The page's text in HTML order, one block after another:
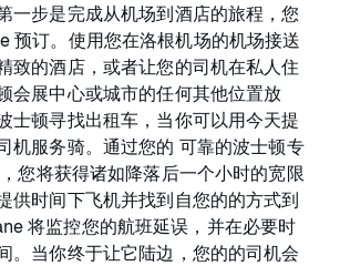
一步是完成从机场到酒店的旅程，您
预订。使用您在洛根机场的机场接送
致的酒店，或者让您的司机在私人住
会展中心或城市的任何其他位置放
士顿寻找出租车，当你可以用今天提
机服务骑。通过您的 可靠的波士顿专
您将获得诸如降落后一个小时的宽限
供时间下飞机并找到自您的的方式到
将监控您的航班延误，并在必要时
。当你终于让它陆边，您的的司机会